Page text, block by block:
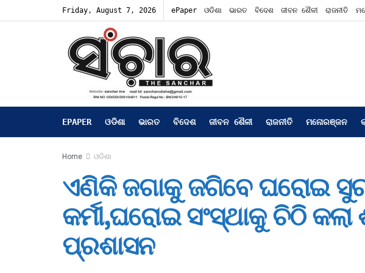
Friday, August 7, 2026 ePaper ଓଡିଶା ଭାରତ ବିଦେଶ ଜୀବନ ଶୈଳୀ ରାଜନୀତି
EPAPER ଓଡିଶା ଭାରତ ବିଦେଶ ଜୀବନ ଶୈଳୀ ରାଜନୀତି ମନୋରଞ୍ଜନ
Home ଓଡିଶା
ଏଣିକି ଜଗାକୁ ଜଗିବେ ଘରୋଇ
କର୍ମୀ,ଘରୋଇ ସଂସ୍ଥାକୁ ଚିଠି
ପ୍ରଶାସନ